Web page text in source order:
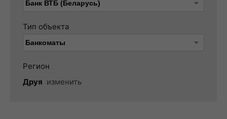
Тип объекта
Регион
Друя изменить